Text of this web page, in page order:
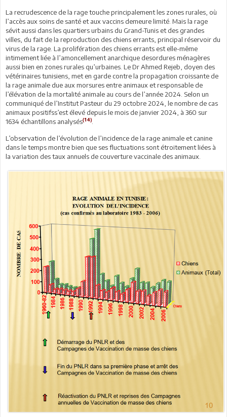
La recrudescence de la rage touche principalement les zones rurales, où
l’accès aux soins de santé et aux vaccins demeure limité. Mais la rage
sévit aussi dans les quartiers urbains du Grand-Tunis et des grandes
villes, du fait de la reproduction des chiens errants, principal réservoir du
virus de la rage. La prolifération des chiens errants est elle-même
intimement liée à l’amoncellement anarchique desordures ménagères
aussi bien en zones rurales qu’urbaines. Le Dr Ahmed Rejeb, doyen des
vétérinaires tunisiens, met en garde contre la propagation croissante de
la rage animale due aux morsures entre animaux et responsable de
l’élévation de la mortalité animale au cours de l’année 2024. Selon un
communiqué de l’Institut Pasteur du 29 octobre 2024, le nombre de cas
animaux positifss’est élevé depuis le mois de janvier 2024, à 360 sur
1634 échantillons analysés(14)
L’observation de l’évolution de l’incidence de la rage animale et canine
dans le temps montre bien que ses fluctuations sont étroitement liées à
la variation des taux annuels de couverture vaccinale des animaux.